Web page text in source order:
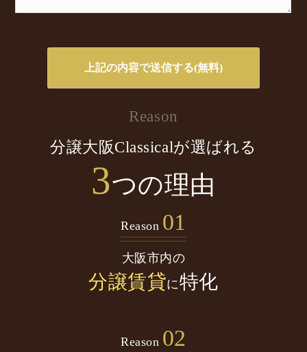
Reason
分譲大阪Classicalが選ばれる
3つの理由
Reason 01
大阪市内の
分譲賃貸に特化
Reason 02